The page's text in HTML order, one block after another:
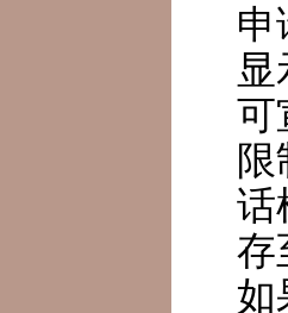
申
可
话
存
如